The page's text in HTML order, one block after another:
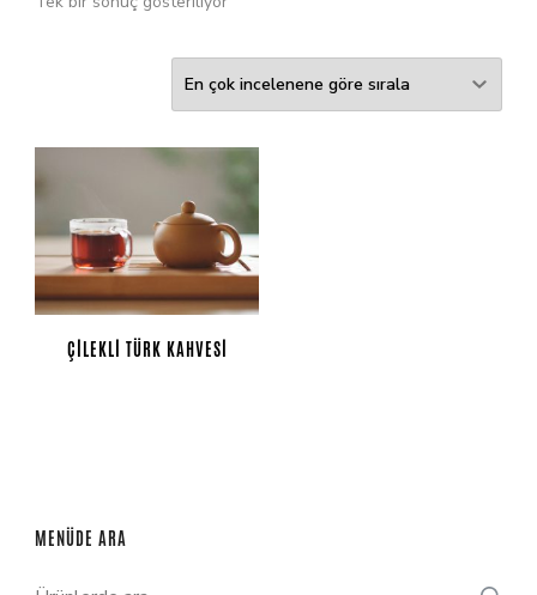
ÇILEKLI TÜRK KAHVESI
MENÜDE ARA